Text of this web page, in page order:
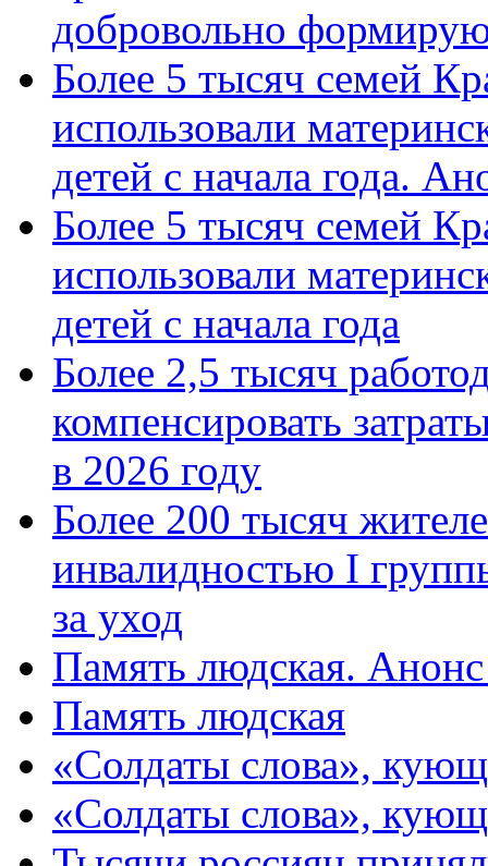
добровольно
Более 5 тысяч семей
использовали
детей с начала года.
Более 5 тысяч семей
использовали
детей с начала года
Более 2,5 тысяч
компенсировать
в 2026 году
Более 200 тысяч
инвалидностью I
за уход
Память людская.
Память людская
«Солдаты слова»,
«Солдаты слова»,